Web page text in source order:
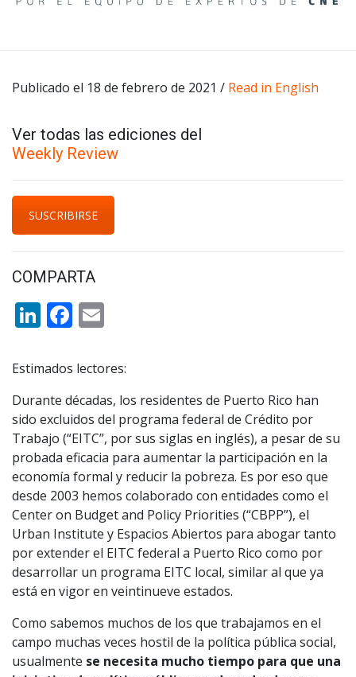
Publicado el 18 de febrero de 2021 / Read in English
Ver todas las ediciones del
Weekly Review
SUSCRIBIRSE
COMPARTA
LinkedIn
Facebook
Estimados lectores:
Durante décadas, los residentes de Puerto Rico han
sido excluidos del programa federal de Crédito por
Trabajo (“EITC”, por sus siglas en inglés), a pesar de su
probada eficacia para aumentar la participación en la
economía formal y reducir la pobreza. Es por eso que
desde 2003 hemos colaborado con entidades como el
Center on Budget and Policy Priorities (“CBPP”), el
Urban Institute y Espacios Abiertos para abogar tanto
por extender el EITC federal a Puerto Rico como por
desarrollar un programa EITC local, similar al que ya
está en vigor en veintinueve estados.
Como sabemos muchos de los que trabajamos en el
campo muchas veces hostil de la política pública social,
usualmente se necesita mucho tiempo para que una